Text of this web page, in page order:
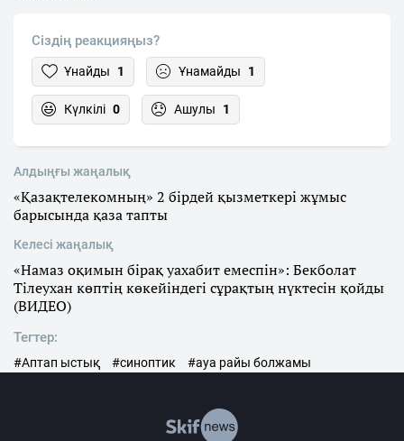
Сіздің реакцияңыз?
Ұнайды 1 Ұнамайды 1
Күлкілі 0 Ашулы 1
Алдыңғы жаңалық
«Қазақтелекомның» 2 бірдей қызметкері жұмыс
барысында қаза тапты
Келесі жаңалық
«Намаз оқимын бірақ уахабит емеспін»: Бекболат
Тілеухан көптің көкейіндегі сұрақтың нүктесін қойды
(ВИДЕО)
Тегтер:
#Аптап ыстық #синоптик #ауа райы болжамы